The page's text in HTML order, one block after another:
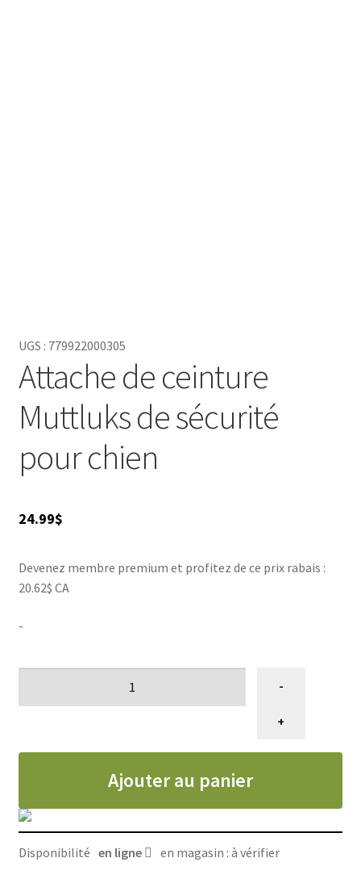
UGS : 779922000305
Attache de ceinture
Muttluks de sécurité
pour chien
24.99$
Devenez membre premium et profitez de ce prix rabais :
20.62$ CA
-
Attache
ceinture
chien
MuTTravel,
-
+
Ajouter au panier
Disponibilité en ligne en magasin : à vérifier